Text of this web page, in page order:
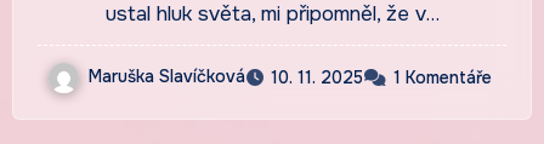
ustal hluk světa, mi připomněl, že v…
Maruška Slavíčková 10. 11. 2025 1 Komentáře